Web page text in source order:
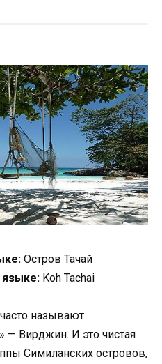
Остров Тачай
языке: Koh Tachai
называют
Вирджин. И это чистая
Симиланских островов,